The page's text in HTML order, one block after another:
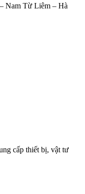
Nam Từ Liêm – Hà
cấp thiết bị, vật tư